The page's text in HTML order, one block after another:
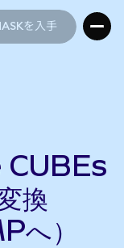
を入手
換
へ）